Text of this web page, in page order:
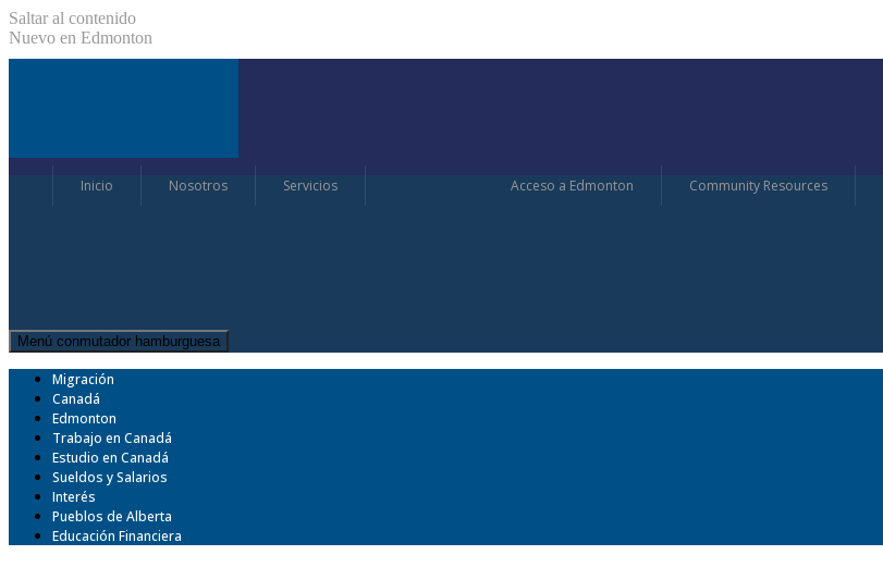
Saltar al contenido
Nuevo en Edmonton
Inicio Nosotros Servicios Acceso a Edmonton Community Resources
Menú conmutador hamburguesa
Migración
Canadá
Edmonton
Trabajo en Canadá
Estudio en Canadá
Sueldos y Salarios
Interés
Pueblos de Alberta
Educación Financiera